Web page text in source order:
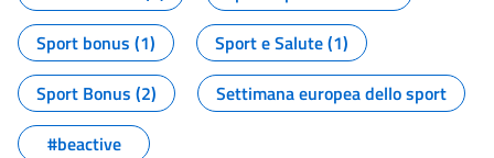
Sport bonus (1)
Sport e Salute (1)
Sport Bonus (2)
Settimana europea dello sport
#beactive